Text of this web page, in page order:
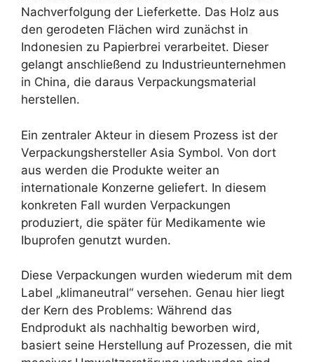
Nachverfolgung der Lieferkette. Das Holz aus
den gerodeten Flächen wird zunächst in
Indonesien zu Papierbrei verarbeitet. Dieser
gelangt anschließend zu Industrieunternehmen
in China, die daraus Verpackungsmaterial
herstellen.
Ein zentraler Akteur in diesem Prozess ist der
Verpackungshersteller Asia Symbol. Von dort
aus werden die Produkte weiter an
internationale Konzerne geliefert. In diesem
konkreten Fall wurden Verpackungen
produziert, die später für Medikamente wie
Ibuprofen genutzt wurden.
Diese Verpackungen wurden wiederum mit dem
Label „klimaneutral“ versehen. Genau hier liegt
der Kern des Problems: Während das
Endprodukt als nachhaltig beworben wird,
basiert seine Herstellung auf Prozessen, die mit